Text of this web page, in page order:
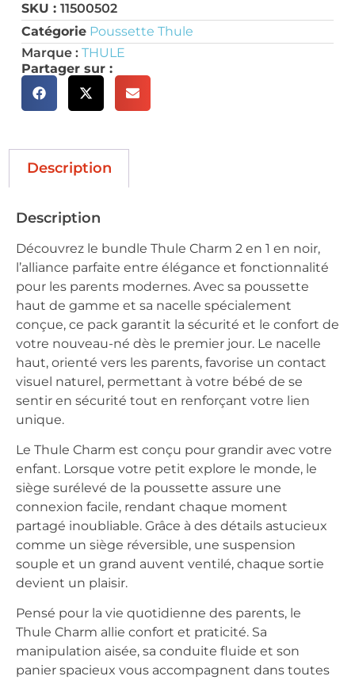
SKU : 11500502
Catégorie Poussette Thule
Marque : THULE
Partager sur :
Description
Description
Découvrez le bundle Thule Charm 2 en 1 en noir,
l’alliance parfaite entre élégance et fonctionnalité
pour les parents modernes. Avec sa poussette
haut de gamme et sa nacelle spécialement
conçue, ce pack garantit la sécurité et le confort de
votre nouveau-né dès le premier jour. Le nacelle
haut, orienté vers les parents, favorise un contact
visuel naturel, permettant à votre bébé de se
sentir en sécurité tout en renforçant votre lien
unique.
Le Thule Charm est conçu pour grandir avec votre
enfant. Lorsque votre petit explore le monde, le
siège surélevé de la poussette assure une
connexion facile, rendant chaque moment
partagé inoubliable. Grâce à des détails astucieux
comme un siège réversible, une suspension
souple et un grand auvent ventilé, chaque sortie
devient un plaisir.
Pensé pour la vie quotidienne des parents, le
Thule Charm allie confort et praticité. Sa
manipulation aisée, sa conduite fluide et son
panier spacieux vous accompagnent dans toutes